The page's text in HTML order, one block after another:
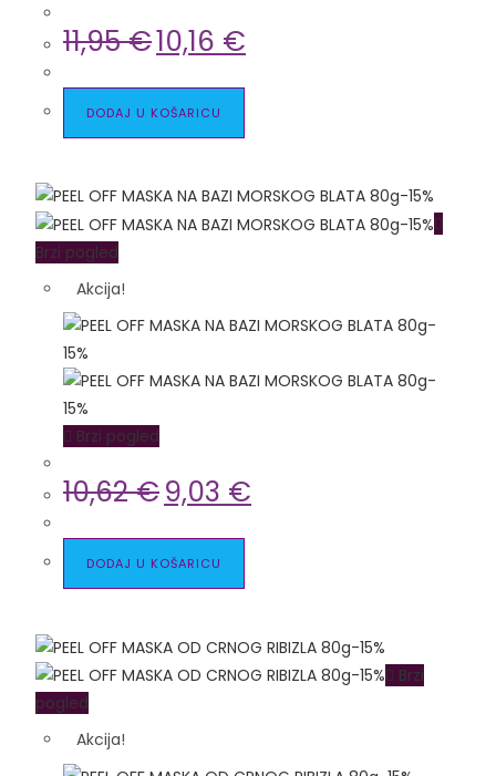
11,95€10,16 €
DODAJ U KOŠARICU
Brzi pogled
Akcija!
Brzi pogled
10,62€9,03 €
DODAJ U KOŠARICU
Brzi
pogled
Akcija!